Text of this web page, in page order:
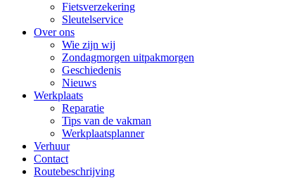
Fietsverzekering
Sleutelservice
Over ons
Wie zijn wij
Zondagmorgen uitpakmorgen
Geschiedenis
Nieuws
Werkplaats
Reparatie
Tips van de vakman
Werkplaatsplanner
Verhuur
Contact
Routebeschrijving